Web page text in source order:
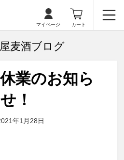
マイページ カート
麦酒ブログ
業のお知ら
せ！
稿者biyagura.by
年1月28日